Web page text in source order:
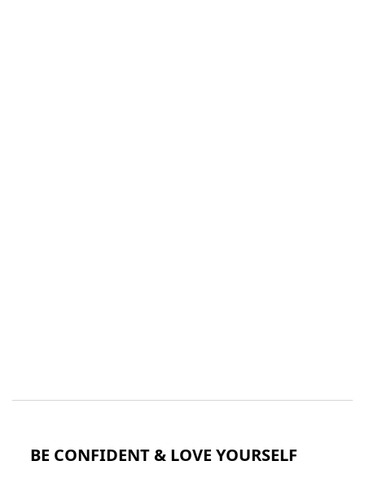
BE CONFIDENT & LOVE YOURSELF